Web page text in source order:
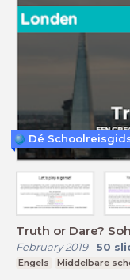
Truth or Dare?
February 2019- 50
Engels Middelbare
Dé